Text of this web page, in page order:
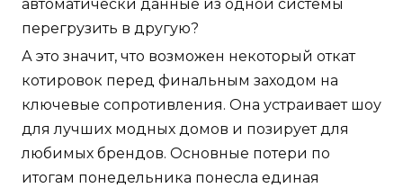
автоматически данные из одной системы
перегрузить в другую?
А это значит, что возможен некоторый откат
котировок перед финальным заходом на
ключевые сопротивления. Она устраивает шоу
для лучших модных домов и позирует для
любимых брендов. Основные потери по
итогам понедельника понесла единая